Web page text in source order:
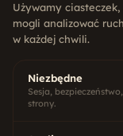
Używamy ciasteczek,
mogli analizować
w każdej chwili.
Niezbędne
Sesja,
strony.